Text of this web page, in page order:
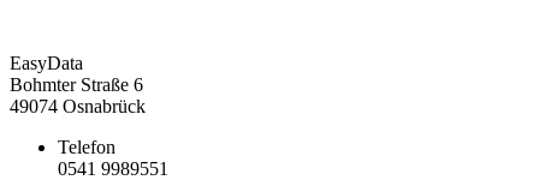
EasyData
Bohmter Straße 6
49074 Osnabrück
Telefon
0541 9989551